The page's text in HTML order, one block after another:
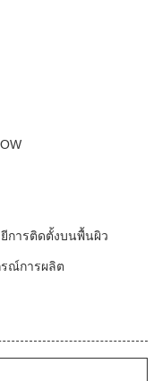
การติดตั้งบนพื้นผิว
รณ์การผลิต